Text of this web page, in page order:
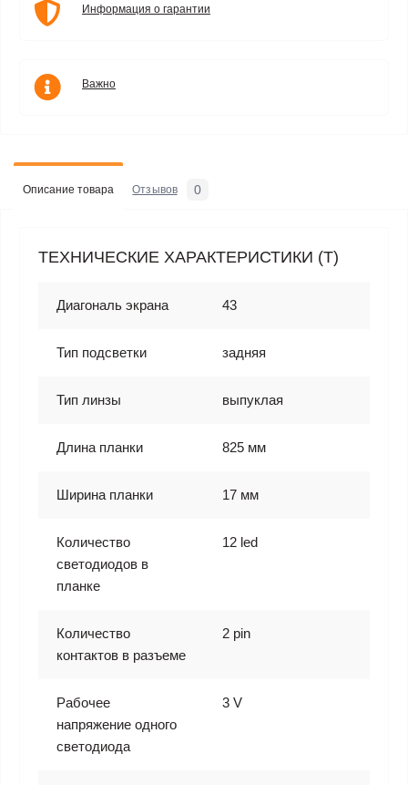
Информация о гарантии
Важно
Описание товара Отзывов 0
ТЕХНИЧЕСКИЕ ХАРАКТЕРИСТИКИ (T)
Диагональ экрана 43
Тип подсветки задняя
Тип линзы выпуклая
Длина планки 825 мм
Ширина планки 17 мм
Количество
светодиодов в
планке
12 led
Количество
контактов в разъеме
2 pin
Рабочее
напряжение одного
светодиода
3 V